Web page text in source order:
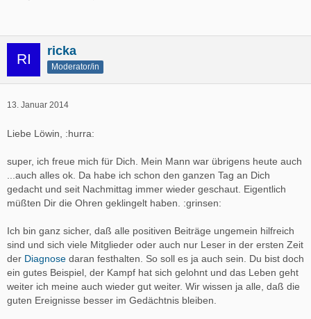
ricka
Moderator/in
13. Januar 2014
Liebe Löwin, :hurra:
super, ich freue mich für Dich. Mein Mann war übrigens heute auch
...auch alles ok. Da habe ich schon den ganzen Tag an Dich
gedacht und seit Nachmittag immer wieder geschaut. Eigentlich
müßten Dir die Ohren geklingelt haben. :grinsen:
Ich bin ganz sicher, daß alle positiven Beiträge ungemein hilfreich
sind und sich viele Mitglieder oder auch nur Leser in der ersten Zeit
der Diagnose daran festhalten. So soll es ja auch sein. Du bist doch
ein gutes Beispiel, der Kampf hat sich gelohnt und das Leben geht
weiter ich meine auch wieder gut weiter. Wir wissen ja alle, daß die
guten Ereignisse besser im Gedächtnis bleiben.